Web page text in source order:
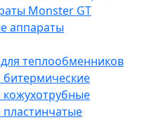
Monster GT
аппараты
теплообменников